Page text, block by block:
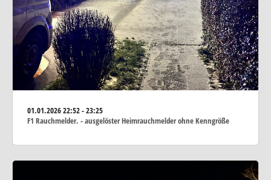
01.01.202622:52 - 23:25
F1 Rauchmelder. - ausgelöster Heimrauchmelder ohne Kenngröße